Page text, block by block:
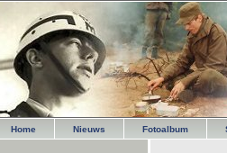
Home Nieuws Fotoalbum